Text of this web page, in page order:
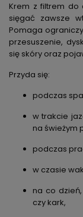
Krem z filtrem do
sięgać zawsze
Pomaga
przesuszenie,
się skóry oraz
Przyda się:
podczas
w trakcie
na świeżym
podczas
w czasie
na co
czy kark,